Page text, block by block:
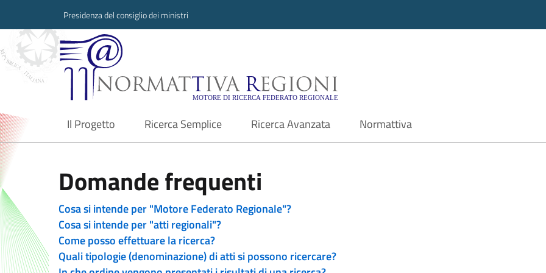
Presidenza del consiglio dei ministri
Normattiva Regioni - Motore di ricerca
Il Progetto
current Ricerca Semplice Ricerca Avanzata Normattiva
Domande frequenti
Cosa si intende per "Motore Federato Regionale"?
Cosa si intende per "atti regionali"?
Come posso effettuare la ricerca?
Quali tipologie (denominazione) di atti si possono ricercare?